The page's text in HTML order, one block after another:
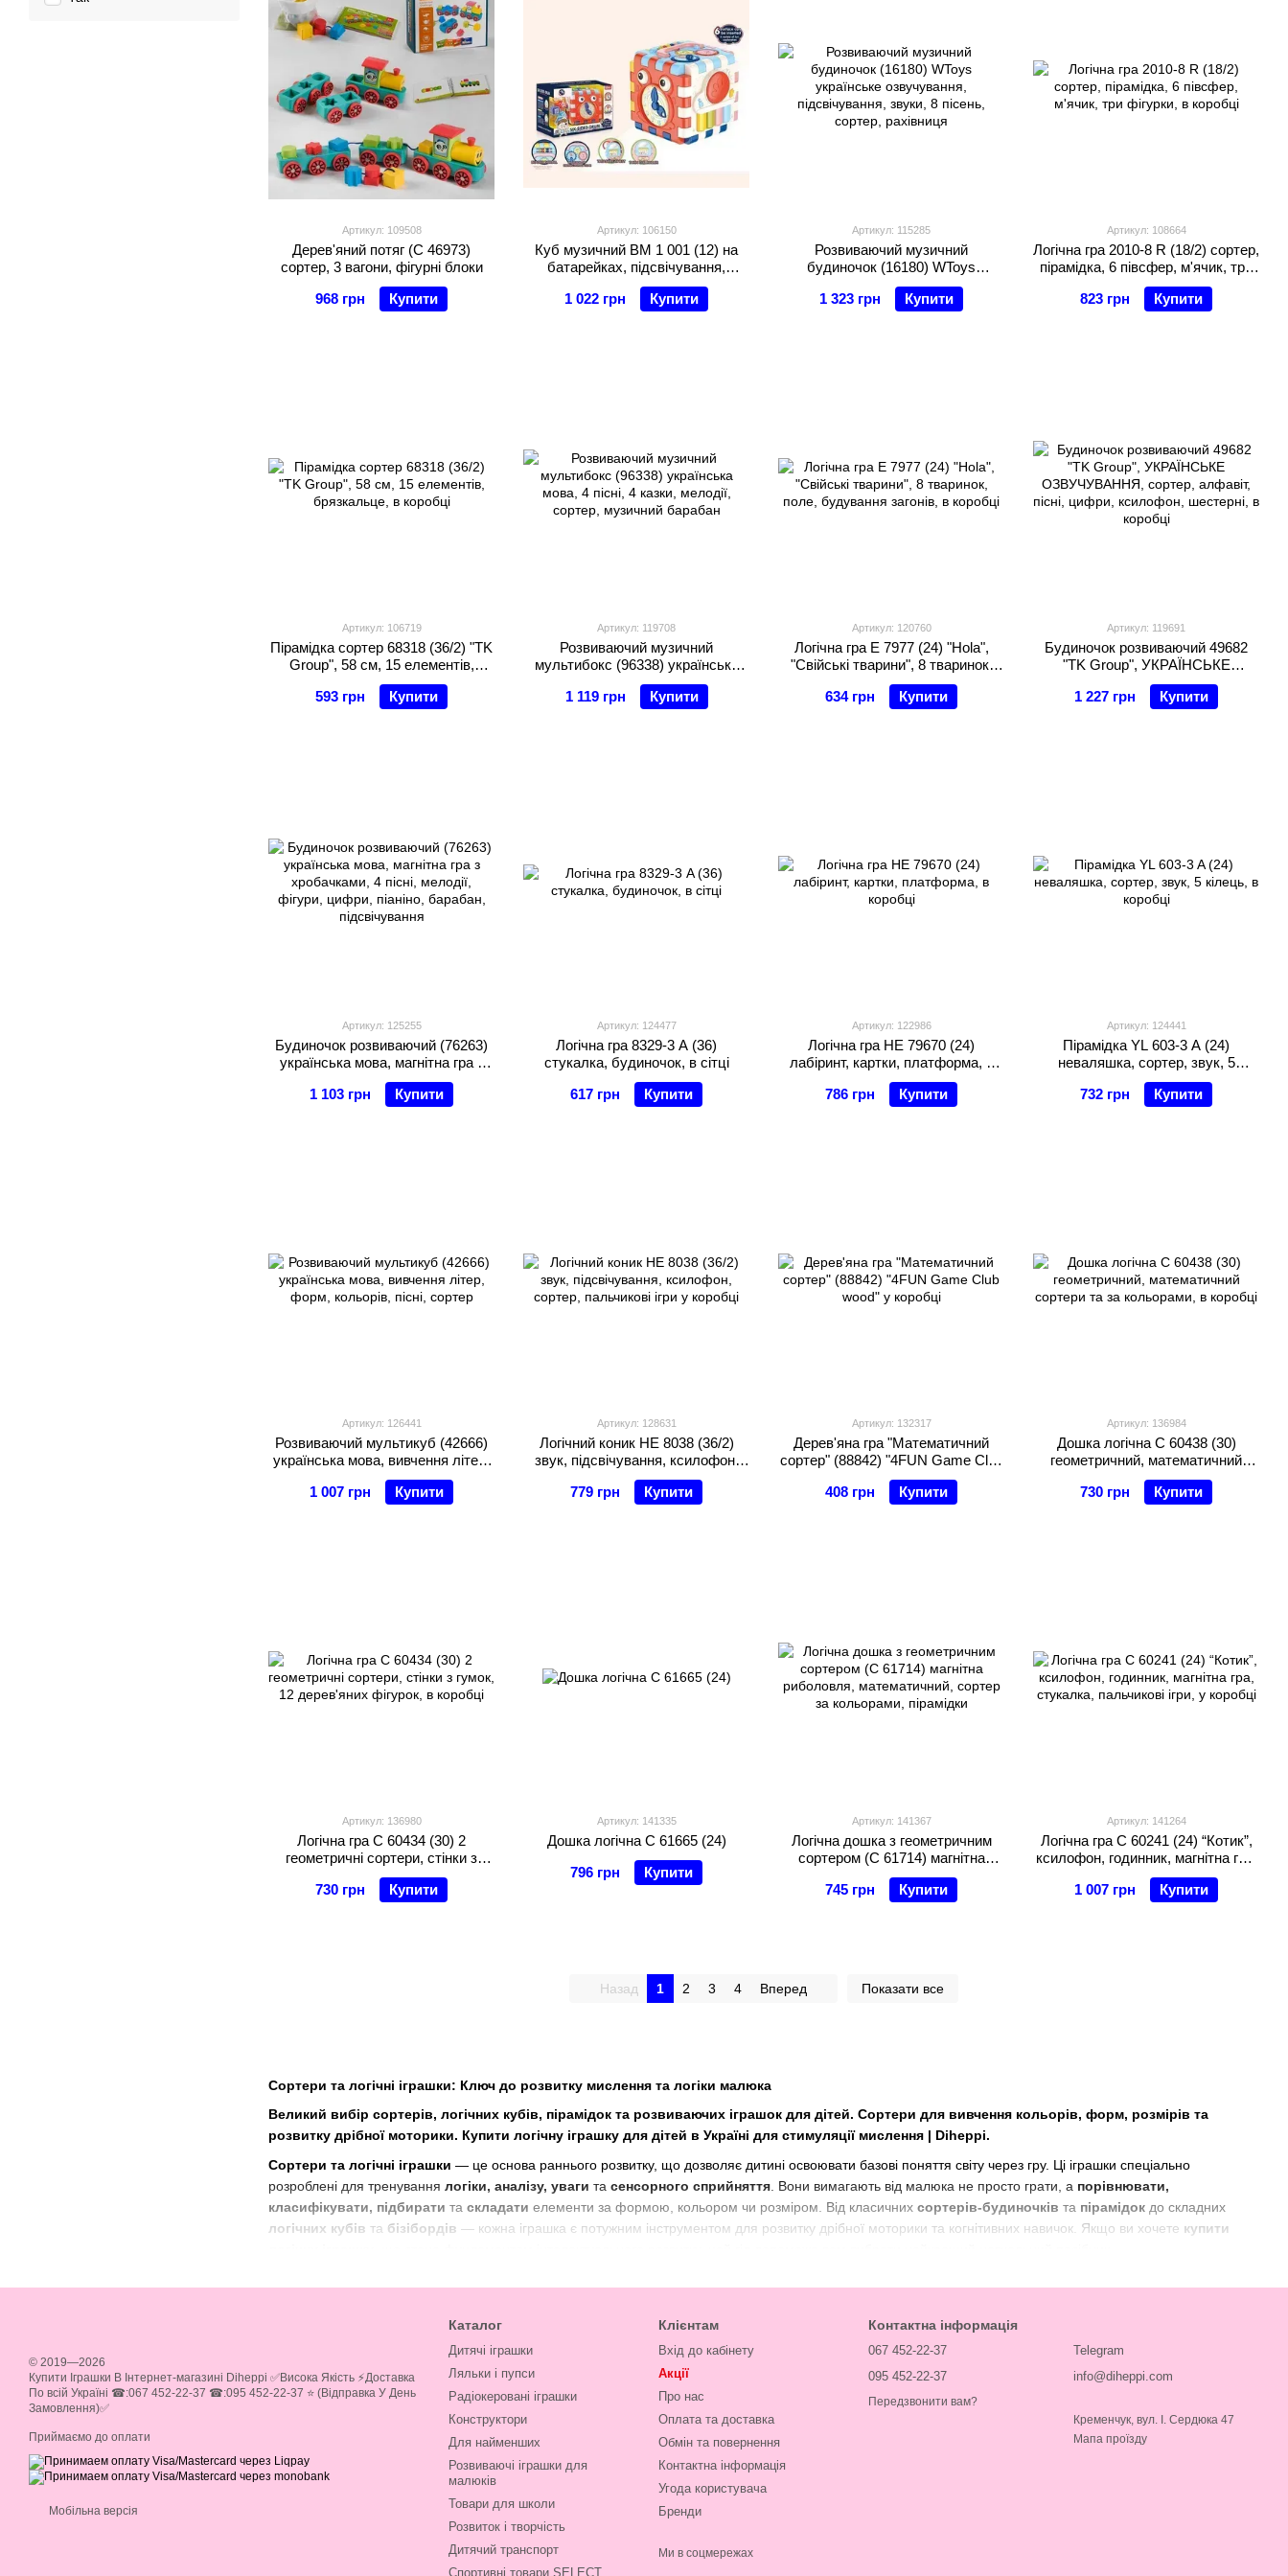
Сортери та логічні іграшки: Ключ до розвитку мислення та логіки малюка
Великий вибір сортерів, логічних кубів, пірамідок та розвиваючих іграшок для дітей. Сортери для вивчення кольорів, форм, розмірів та
розвитку дрібної моторики. Купити логічну іграшку для дітей в Україні для стимуляції мислення | Diheppi.
Сортери та логічні іграшки — це основа раннього розвитку, що дозволяє дитині освоювати базові поняття світу через гру. Ці іграшки спеціально
розроблені для тренування логіки, аналізу, уваги та сенсорного сприйняття . Вони вимагають від малюка не просто грати, а порівнювати,
класифікувати, підбирати та складати елементи за формою, кольором чи розміром. Від класичних сортерів-будиночків та пірамідок до складних
логічних кубів та бізібордів — кожна іграшка є потужним інструментом для розвитку дрібної моторики та когнітивних навичок. Якщо ви хочете купити
1. Фундаментальна роль логічних ігор у розвитку
Необхідність визначити, в який отвір підійде фігура, тренує здатність до аналізу, порівняння та класифікації.
Дрібна Моторика:Маніпуляції з невеликими елементами (вкладання, нанизування, обертання) зміцнюють м'язи пальців та кисті, що є ключовим для
подальшого письма.
Різноманітність форм, текстур та яскравих кольорів стимулює тактильне та зорове сприйняття.
Навчання Формам та Кольорам:
Сортери є найефективнішим способом вивчити геометричні фігури та основні кольори у віці від 1 до 3 років.
Посидючість та Концентрація:
Логічні завдання привчають дитину концентрувати увагу на одному занятті та доводити справу до кінця.
2. Популярні типи сортерів та логічних іграшок
Моделі розрізняються за складністю та основними цілями навчання.
Артикул: 109508
Дерев'яний потяг (С 46973)
сортер, 3 вагони, фігурні блоки
968 грн
Купити
Артикул: 106150
Куб музичний BM 1 001 (12) на
батарейках, підсвічування,
мелодії, звуки тварин, сортер, в
коробці
1 022 грн Купити
Артикул: 115285
Розвиваючий музичний
будиночок (16180) WToys
українське озвучування,
підсвічування, звуки, 8 пісень,
1 323 грн Купити
Артикул: 108664
Логічна гра 2010-8 R (18/2) сортер,
пірамідка, 6 півсфер, м'ячик, три
фігурки, в коробці
823 грн
Купити
Артикул: 106719
Пірамідка сортер 68318 (36/2) "TK
Group", 58 см, 15 елементів,
брязкальце, в коробці
593 грн
Купити
Артикул: 119708
Розвиваючий музичний
мультибокс (96338) українська
мова, 4 пісні, 4 казки, мелодії,
сортер, музичний барабан
1 119 грн Купити
Артикул: 120760
Логічна гра E 7977 (24) "Hola",
"Свійські тварини", 8 тваринок,
поле, будування загонів, в
коробці
634 грн Купити
Артикул: 119691
Будиночок розвиваючий 49682
"TK Group", УКРАЇНСЬКЕ
ОЗВУЧУВАННЯ, сортер, алфавіт,
пісні, цифри, ксилофон, шестерні,
1 227 грн Купити
Артикул: 125255
Будиночок розвиваючий (76263)
українська мова, магнітна гра з
хробачками, 4 пісні, мелодії,
фігури, цифри, піаніно, барабан,
1 103 грн Купити
Артикул: 124477
Логічна гра 8329-3 A (36)
стукалка, будиночок, в сітці
617 грн
Купити
Артикул: 122986
Логічна гра HE 79670 (24)
лабіринт, картки, платформа, в
коробці
786 грн
Купити
Артикул: 124441
Пірамідка YL 603-3 A (24)
неваляшка, сортер, звук, 5
кілець, в коробці
732 грн
Купити
Артикул: 126441
Розвиваючий мультикуб (42666)
українська мова, вивчення літер,
форм, кольорів, пісні, сортер
1 007 грн
Купити
Артикул: 128631
Логічний коник HE 8038 (36/2)
звук, підсвічування, ксилофон,
сортер, пальчикові ігри у коробці
779 грн
Купити
Артикул: 132317
Дерев'яна гра "Математичний
сортер" (88842) "4FUN Game Club
wood" у коробці
408 грн
Купити
Артикул: 136984
Дошка логічна C 60438 (30)
геометричний, математичний
сортери та за кольорами, в
коробці
730 грн Купити
Артикул: 136980
Логічна гра C 60434 (30) 2
геометричні сортери, стінки з
гумок, 12 дерев'яних фігурок, в
коробці
730 грн Купити
Артикул: 141335
Дошка логічна C 61665 (24)
796 грн
Купити
Артикул: 141367
Логічна дошка з геометричним
сортером (C 61714) магнітна
риболовля, математичний, сортер
за кольорами, пірамідки
745 грн Купити
Артикул: 141264
Логічна гра C 60241 (24) “Котик”,
ксилофон, годинник, магнітна гра,
стукалка, пальчикові ігри, у
коробці
1 007 грн Купити
Назад 1 2 3 4 Вперед Показати все
© 2019—2026
Купити Іграшки В Інтернет-магазині Diheppi ✅Висока Якість ⚡Доставка
По всій Україні ☎:067 452-22-37 ☎:095 452-22-37 ⭐ (Відправка У День
Замовлення)✅
Приймаємо до оплати
Мобільна версія
Каталог
Дитячі іграшки
Ляльки і пупси
Радіокеровані іграшки
Конструктори
Для найменших
Розвиваючі іграшки для
малюків
Товари для школи
Розвиток і творчість
Дитячий транспорт
Спортивні товари SELECT
Клієнтам
Вхід до кабінету
Акції
Про нас
Оплата та доставка
Обмін та повернення
Контактна інформація
Угода користувача
Бренди
Ми в соцмережах
Контактна інформація
067 452-22-37
095 452-22-37
Передзвонити вам?
Telegram
info@diheppi.com
Кременчук, вул. І. Сердюка 47
Мапа проїзду